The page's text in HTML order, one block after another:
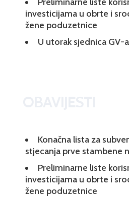
investicijama u obrte i
žene poduzetnice
U utorak sjednica GV-
Konačna lista za
stjecanja prve stambene
Preliminarne liste
investicijama u obrte i
žene poduzetnice